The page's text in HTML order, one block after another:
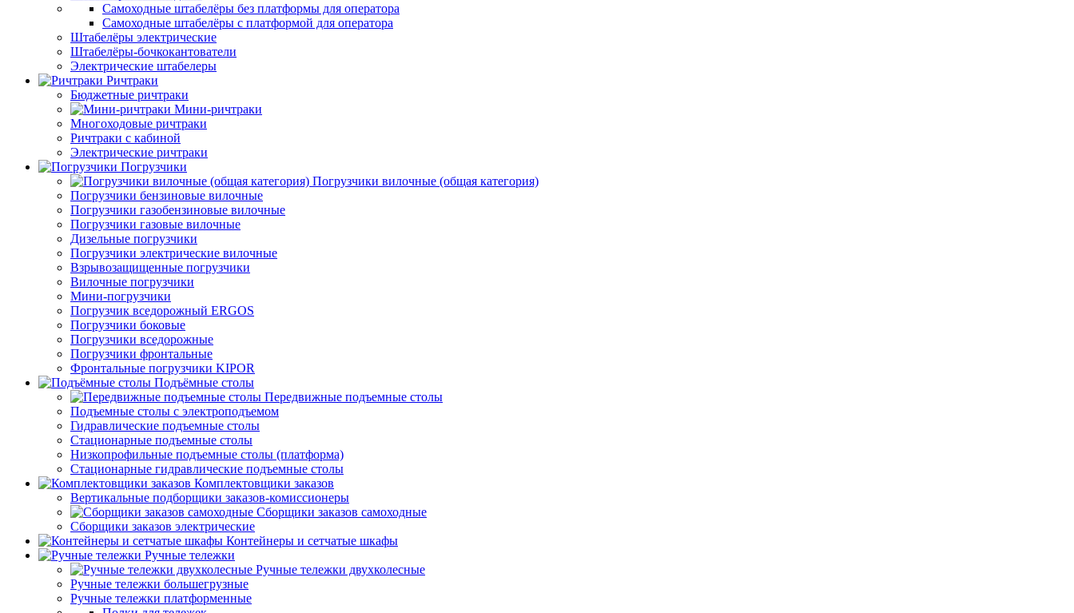
Самоходные штабелёры без платформы для оператора
Самоходные штабелёры с платформой для оператора
Штабелёры электрические
Штабелёры-бочкокантователи
Электрические штабелеры
Ричтраки
Бюджетные ричтраки
Мини-ричтраки
Многоходовые ричтраки
Ричтраки с кабиной
Электрические ричтраки
Погрузчики
Погрузчики вилочные (общая категория)
Погрузчики бензиновые вилочные
Погрузчики газобензиновые вилочные
Погрузчики газовые вилочные
Дизельные погрузчики
Погрузчики электрические вилочные
Взрывозащищенные погрузчики
Вилочные погрузчики
Мини-погрузчики
Погрузчик вседорожный ERGOS
Погрузчики боковые
Погрузчики вседорожные
Погрузчики фронтальные
Фронтальные погрузчики KIPOR
Подъёмные столы
Передвижные подъемные столы
Подъемные столы с электроподъемом
Гидравлические подъемные столы
Стационарные подъемные столы
Низкопрофильные подъемные столы (платформа)
Стационарные гидравлические подъемные столы
Комплектовщики заказов
Вертикальные подборщики заказов-комиссионеры
Сборщики заказов самоходные
Сборщики заказов электрические
Контейнеры и сетчатые шкафы
Ручные тележки
Ручные тележки двухколесные
Ручные тележки большегрузные
Ручные тележки платформенные